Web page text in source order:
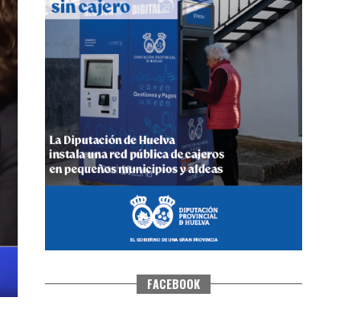
4º DÍA DE LAS FIESTAS COLOMBINAS
2026
hace 6 días· Huelvatv
FACEBOOK